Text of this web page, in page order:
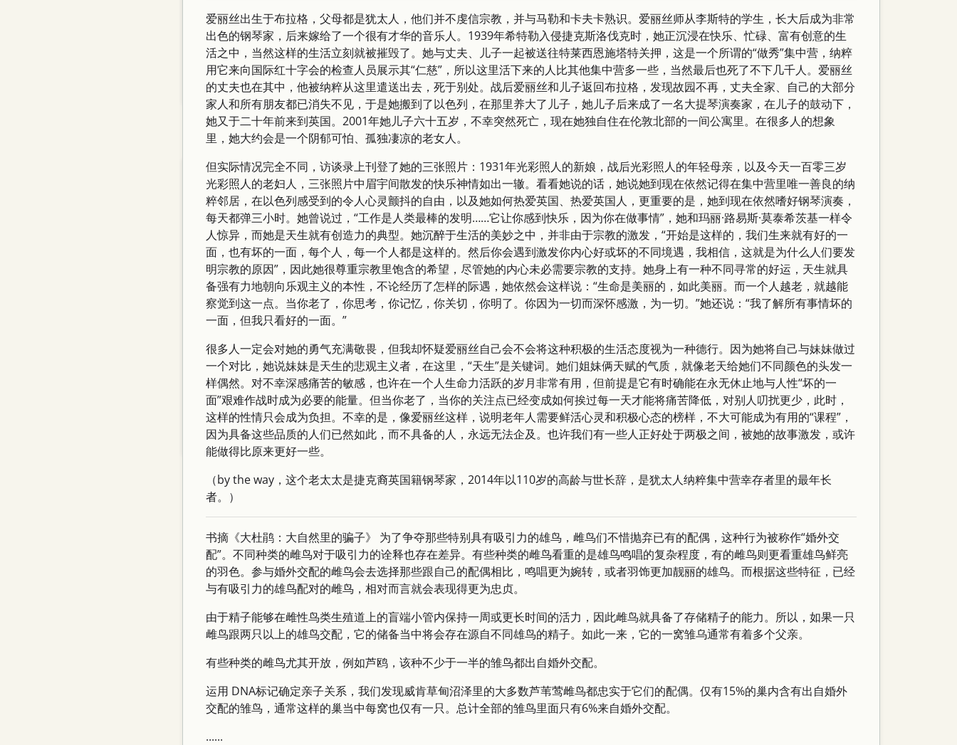
网友语录 - 第83期 -…
网友语录 - 第82期 -…
Git alias could run in dash,…
Auto-run startup scripts in…
Archive
August 2026
July 2026
June 2026
May 2026
April 2026
March 2026
February 2026
January 2026
December 2025
November 2025
October 2025
September 2025
爱丽丝出生于布拉格，父母都是犹太人，他们并不虔信宗教，并与马勒和卡夫卡熟识。爱丽丝师从李斯特的学生，长大后成为非常
出色的钢琴家，后来嫁给了一个很有才华的音乐人。1939年希特勒入侵捷克斯洛伐克时，她正沉浸在快乐、忙碌、富有创意的生
活之中，当然这样的生活立刻就被摧毁了。她与丈夫、儿子一起被送往特莱西恩施塔特关押，这是一个所谓的“做秀”集中营，纳粹
用它来向国际红十字会的检查人员展示其“仁慈”，所以这里活下来的人比其他集中营多一些，当然最后也死了不下几千人。爱丽丝
的丈夫也在其中，他被纳粹从这里遣送出去，死于别处。战后爱丽丝和儿子返回布拉格，发现故园不再，丈夫全家、自己的大部分
家人和所有朋友都已消失不见，于是她搬到了以色列，在那里养大了儿子，她儿子后来成了一名大提琴演奏家，在儿子的鼓动下，
她又于二十年前来到英国。2001年她儿子六十五岁，不幸突然死亡，现在她独自住在伦敦北部的一间公寓里。在很多人的想象
里，她大约会是一个阴郁可怕、孤独凄凉的老女人。
但实际情况完全不同，访谈录上刊登了她的三张照片：1931年光彩照人的新娘，战后光彩照人的年轻母亲，以及今天一百零三岁
光彩照人的老妇人，三张照片中眉宇间散发的快乐神情如出一辙。看看她说的话，她说她到现在依然记得在集中营里唯一善良的纳
粹邻居，在以色列感受到的令人心灵颤抖的自由，以及她如何热爱英国、热爱英国人，更重要的是，她到现在依然嗜好钢琴演奏，
每天都弹三小时。她曾说过，“工作是人类最棒的发明……它让你感到快乐，因为你在做事情”，她和玛丽·路易斯·莫泰希茨基一样令
人惊异，而她是天生就有创造力的典型。她沉醉于生活的美妙之中，并非由于宗教的激发，“开始是这样的，我们生来就有好的一
面，也有坏的一面，每个人，每一个人都是这样的。然后你会遇到激发你内心好或坏的不同境遇，我相信，这就是为什么人们要发
明宗教的原因”，因此她很尊重宗教里饱含的希望，尽管她的内心未必需要宗教的支持。她身上有一种不同寻常的好运，天生就具
备强有力地朝向乐观主义的本性，不论经历了怎样的际遇，她依然会这样说：“生命是美丽的，如此美丽。而一个人越老，就越能
察觉到这一点。当你老了，你思考，你记忆，你关切，你明了。你因为一切而深怀感激，为一切。”她还说：“我了解所有事情坏的
一面，但我只看好的一面。”
很多人一定会对她的勇气充满敬畏，但我却怀疑爱丽丝自己会不会将这种积极的生活态度视为一种德行。因为她将自己与妹妹做过
一个对比，她说妹妹是天生的悲观主义者，在这里，“天生”是关键词。她们姐妹俩天赋的气质，就像老天给她们不同颜色的头发一
样偶然。对不幸深感痛苦的敏感，也许在一个人生命力活跃的岁月非常有用，但前提是它有时确能在永无休止地与人性“坏的一
面”艰难作战时成为必要的能量。但当你老了，当你的关注点已经变成如何挨过每一天才能将痛苦降低，对别人叨扰更少，此时，
这样的性情只会成为负担。不幸的是，像爱丽丝这样，说明老年人需要鲜活心灵和积极心态的榜样，不大可能成为有用的“课程”，
因为具备这些品质的人们已然如此，而不具备的人，永远无法企及。也许我们有一些人正好处于两极之间，被她的故事激发，或许
能做得比原来更好一些。
（by the way，这个老太太是捷克裔英国籍钢琴家，2014年以110岁的高龄与世长辞，是犹太人纳粹集中营幸存者里的最年长
者。）
书摘《大杜鹃：大自然里的骗子》 为了争夺那些特别具有吸引力的雄鸟，雌鸟们不惜抛弃已有的配偶，这种行为被称作“婚外交
配”。不同种类的雌鸟对于吸引力的诠释也存在差异。有些种类的雌鸟看重的是雄鸟鸣唱的复杂程度，有的雌鸟则更看重雄鸟鲜亮
的羽色。参与婚外交配的雌鸟会去选择那些跟自己的配偶相比，鸣唱更为婉转，或者羽饰更加靓丽的雄鸟。而根据这些特征，已经
与有吸引力的雄鸟配对的雌鸟，相对而言就会表现得更为忠贞。
由于精子能够在雌性鸟类生殖道上的盲端小管内保持一周或更长时间的活力，因此雌鸟就具备了存储精子的能力。所以，如果一只
雌鸟跟两只以上的雄鸟交配，它的储备当中将会存在源自不同雄鸟的精子。如此一来，它的一窝雏乌通常有着多个父亲。
有些种类的雌鸟尤其开放，例如芦鸥，该种不少于一半的雏鸟都出自婚外交配。
运用 DNA标记确定亲子关系，我们发现威肯草甸沼泽里的大多数芦苇莺雌鸟都忠实于它们的配偶。仅有15%的巢内含有出自婚外
交配的雏鸟，通常这样的巢当中每窝也仅有一只。总计全部的雏鸟里面只有6%来自婚外交配。
......